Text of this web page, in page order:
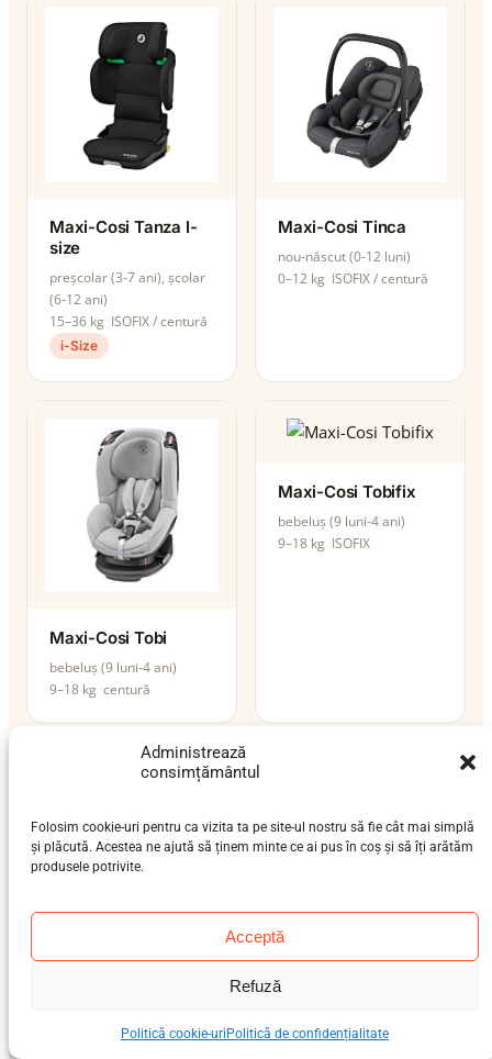
Administrează
consimțământul
Folosim cookie-uri pentru ca vizita ta pe site-ul nostru să fie cât mai simplă
și plăcută. Acestea ne ajută să ținem minte ce ai pus în coș și să îți arătăm
produsele potrivite.
Acceptă
Refuză
Politică cookie-uri Politică de confidențialitate
Maxi-Cosi Tanza I-
size
preșcolar (3-7 ani), școlar
(6-12 ani)
15–36 kg ISOFIX / centură
i-Size
Maxi-Cosi Tinca
nou-născut (0-12 luni)
0–12 kg ISOFIX / centură
Maxi-Cosi Tobi
bebeluș (9 luni-4 ani)
9–18 kg centură
Maxi-Cosi Tobifix
bebeluș (9 luni-4 ani)
9–18 kg ISOFIX